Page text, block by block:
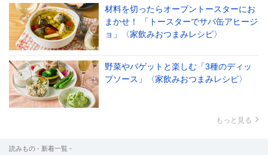
材料を切ったらオーブントースターにお
まかせ！ 「トースターでサバ缶アヒージ
ョ」〈家飲みおつまみレシピ〉
野菜やバゲットと楽しむ「3種のディッ
プソース」〈家飲みおつまみレシピ〉
もっと見る
読みもの - 新着一覧 -